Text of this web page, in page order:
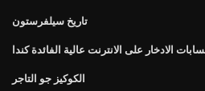
تاريخ سيلفرستون
الادخار على الانترنت عالية الفائدة كندا
الكوكيز جو التاجر